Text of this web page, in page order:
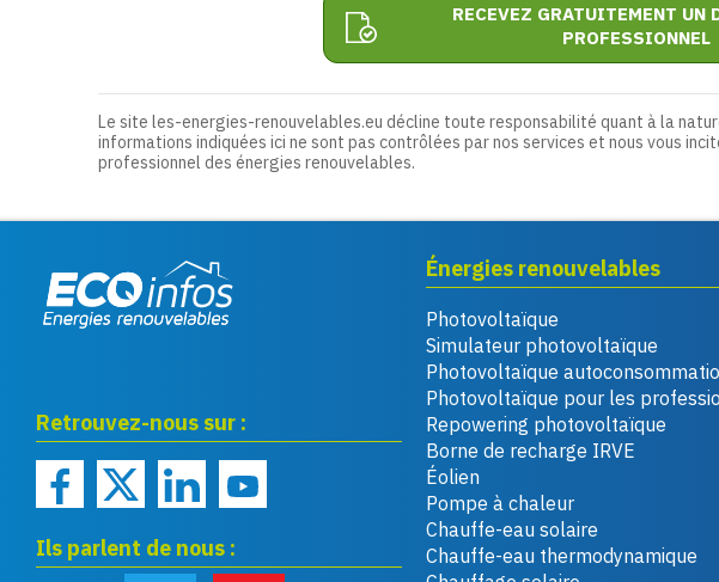
RECEVEZ GRATUITEMENT UN
PROFESSIONNEL
Le site les-energies-renouvelables.eu décline toute responsabilité quant à la
informations indiquées ici ne sont pas contrôlées par nos services et nous vous
professionnel des énergies renouvelables.
Retrouvez-nous sur :
Ils parlent de nous :
Énergies renouvelables
Photovoltaïque
Simulateur photovoltaïque
Photovoltaïque
Photovoltaïque pour les
Repowering photovoltaïque
Borne de recharge IRVE
Éolien
Pompe à chaleur
Chauffe-eau solaire
Chauffe-eau thermodynamique